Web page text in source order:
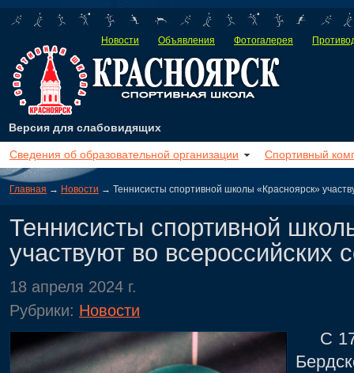
Новости Объявления Фотогалерея
Версия для слабовидящих
Сведения об образовательной организации Спортивный
Главная → Новости → Теннисисты спортивной школы «Красноярск»
Теннисисты спортивной
участвуют во всероссийских
18 апреля 2024 г.
Рубрики: Новости
С 17